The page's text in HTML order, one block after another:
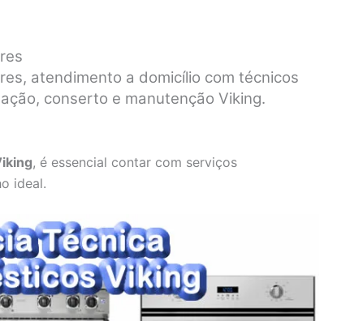
atendimento a domicílio com técnicos
conserto e manutenção Viking.
, é essencial contar com serviços
ideal.